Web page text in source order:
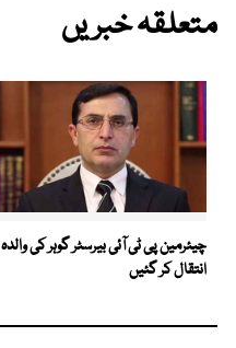
متعلقہ خبریں
چیئرمین پی ٹی آئی بیرسٹر گوہر کی والدہ
انتقال کر گئیں